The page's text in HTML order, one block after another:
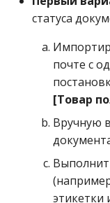
операции»
Модуль
статуса
почте с
[Товар
Вручную
этикетки